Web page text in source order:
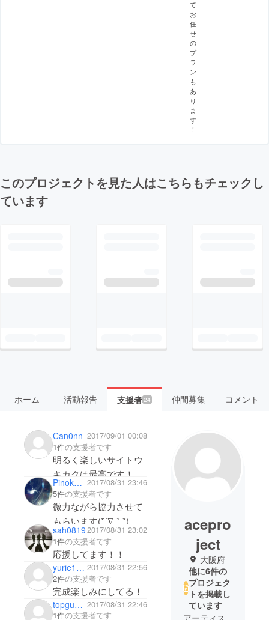
て
お
任
せ
の
プ
ラ
ン
も
あ
り
ま
す
！
このプロジェクトを見た人はこちらもチェックし
ています
ホーム 活動報告 支援者24 仲間募集 コメント
Can0nn 2017/09/01 00:08
1件の支援者です
明るく楽しいサイトウ
キカクは最高です！！
応援しています！頑
張ってください！
Pinoko058 2017/08/31 23:46
5件の支援者です
微力ながら協力させて
もらいます(*´∇｀*)
sah08192017/08/31 23:02
1件の支援者です
応援してます！！
yurie1991 2017/08/31 22:56
2件の支援者です
topgun4216 2017/08/31 22:46
1件の支援者です
acepro
ject
大阪府
他に6件の
プロジェク
トを掲載し
ています
アーティス